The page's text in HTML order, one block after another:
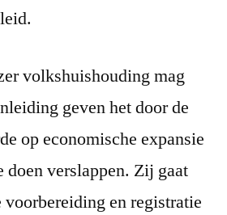
volkshuishouding mag
geven het door de
op economische expansie
doen verslappen. Zij gaat
en registratie